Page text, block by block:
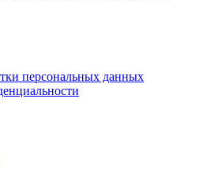
персональных данных